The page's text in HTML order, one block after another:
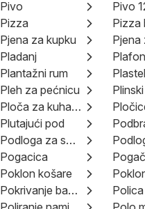
Pivo Pivo
Pizza
Pjena za kupku Pjena
Pladanj
Plantažni rum
Pleh za pećnicu
Ploča za kuhanje
Plutajući pod
Podloga za spavanje na napuhavanje
Pogacica
Poklon košare
Pokrivanje bazena Polica